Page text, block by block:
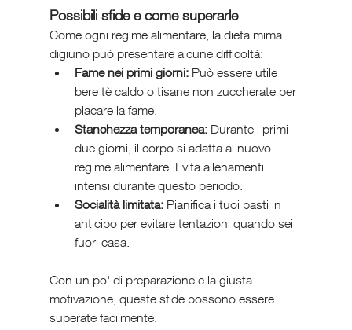
Possibili sfide e come superarle
Come ogni regime alimentare, la dieta mima
digiuno può presentare alcune difficoltà:
Fame nei primi giorni: Può essere utile
bere tè caldo o tisane non zuccherate per
placare la fame.
Stanchezza temporanea: Durante i primi
due giorni, il corpo si adatta al nuovo
regime alimentare. Evita allenamenti
intensi durante questo periodo.
Socialità limitata: Pianifica i tuoi pasti in
anticipo per evitare tentazioni quando sei
fuori casa.
Con un po' di preparazione e la giusta
motivazione, queste sfide possono essere
superate facilmente.